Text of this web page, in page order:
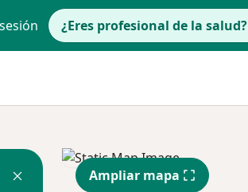
¿Eres profesional de la salud?
Ampliar mapa